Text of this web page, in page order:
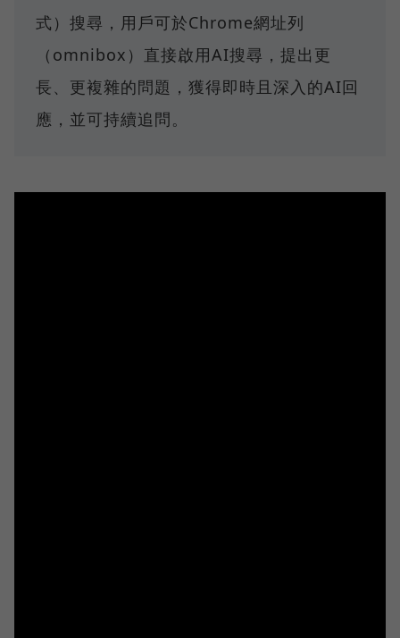
式）搜尋，用戶可於Chrome網址列
（omnibox）直接啟用AI搜尋，提出更
長、更複雜的問題，獲得即時且深入的AI回
應，並可持續追問。